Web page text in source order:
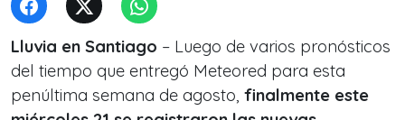
Lluvia en Santiago – Luego de varios pronósticos
del tiempo que entregó Meteored para esta
penúltima semana de agosto, finalmente este